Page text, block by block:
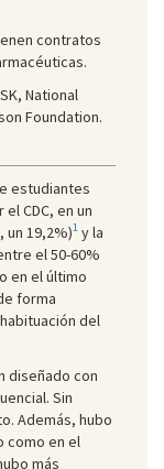
contratos
National
Foundation.
estudiantes
CDC, en un
un 19,2%)1 y la
el 50-60%
en el último
forma
del
diseñado con
Sin
Además, hubo
como en el
más